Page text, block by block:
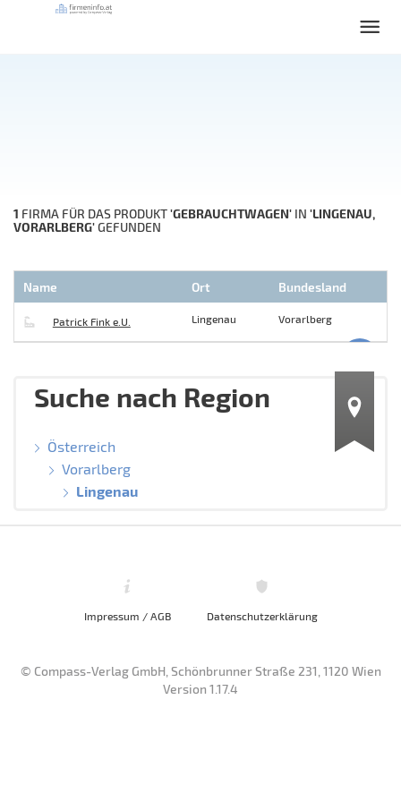
1 FIRMA FÜR DAS PRODUKT'GEBRAUCHTWAGEN' IN 'LINGENAU,
VORARLBERG'GEFUNDEN
Name Ort Bundesland
Patrick Fink e.U. Lingenau Vorarlberg
Suche nach Region
Österreich
Vorarlberg
Lingenau
Impressum / AGB Datenschutzerklärung
© Compass-Verlag GmbH, Schönbrunner Straße 231, 1120 Wien
Version 1.17.4